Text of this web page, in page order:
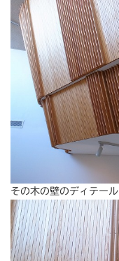
その木の壁のディテール